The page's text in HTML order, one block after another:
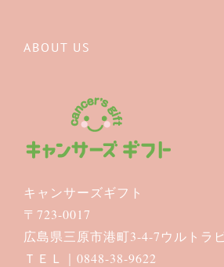
ABOUT US
キャンサーズギフト
〒723-0017
広島県三原市港町3-4-7ウルトラ
ＴＥＬ｜0848-38-9622